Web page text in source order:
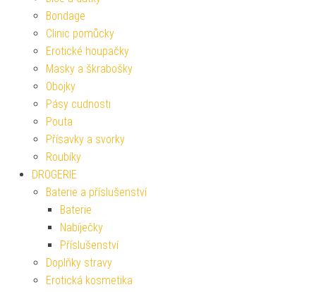
Bondage
Clinic pomůcky
Erotické houpačky
Masky a škrabošky
Obojky
Pásy cudnosti
Pouta
Přísavky a svorky
Roubíky
DROGERIE
Baterie a příslušenství
Baterie
Nabíječky
Příslušenství
Doplňky stravy
Erotická kosmetika